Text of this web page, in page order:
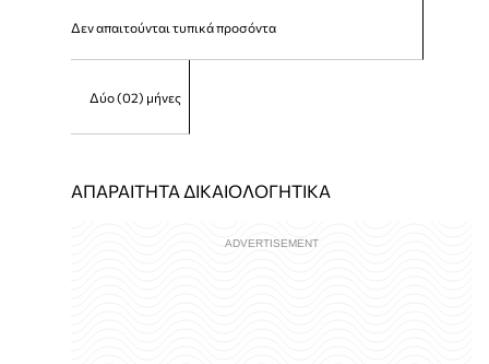
Δεν απαιτούνται τυπικά προσόντα
Δύο (02) μήνες
ΑΠΑΡΑΙΤΗΤΑ ΔΙΚΑΙΟΛΟΓΗΤΙΚΑ